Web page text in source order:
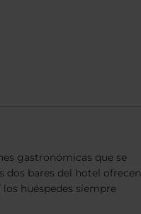
gastronómicas que se
dos bares del hotel ofrecen
huéspedes siempre